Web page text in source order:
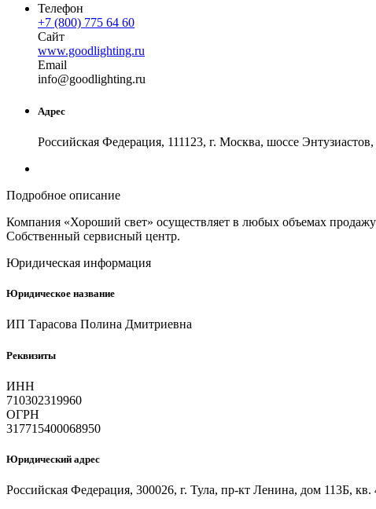
Телефон
+7 (800) 775 64 60
Сайт
www.goodlighting.ru
Email
info@goodlighting.ru
Адрес
Российская Федерация, 111123, г. Москва, шоссе
Подробное описание
Компания «Хороший свет» осуществляет в любых объемах
Собственный сервисный центр.
Юридическая информация
Юридическое название
ИП Тарасова Полина Дмитриевна
Реквизиты
ИНН
710302319960
ОГРН
317715400068950
Юридический адрес
Российская Федерация, 300026, г. Тула, пр-кт Ленина, дом 113Б, кв.